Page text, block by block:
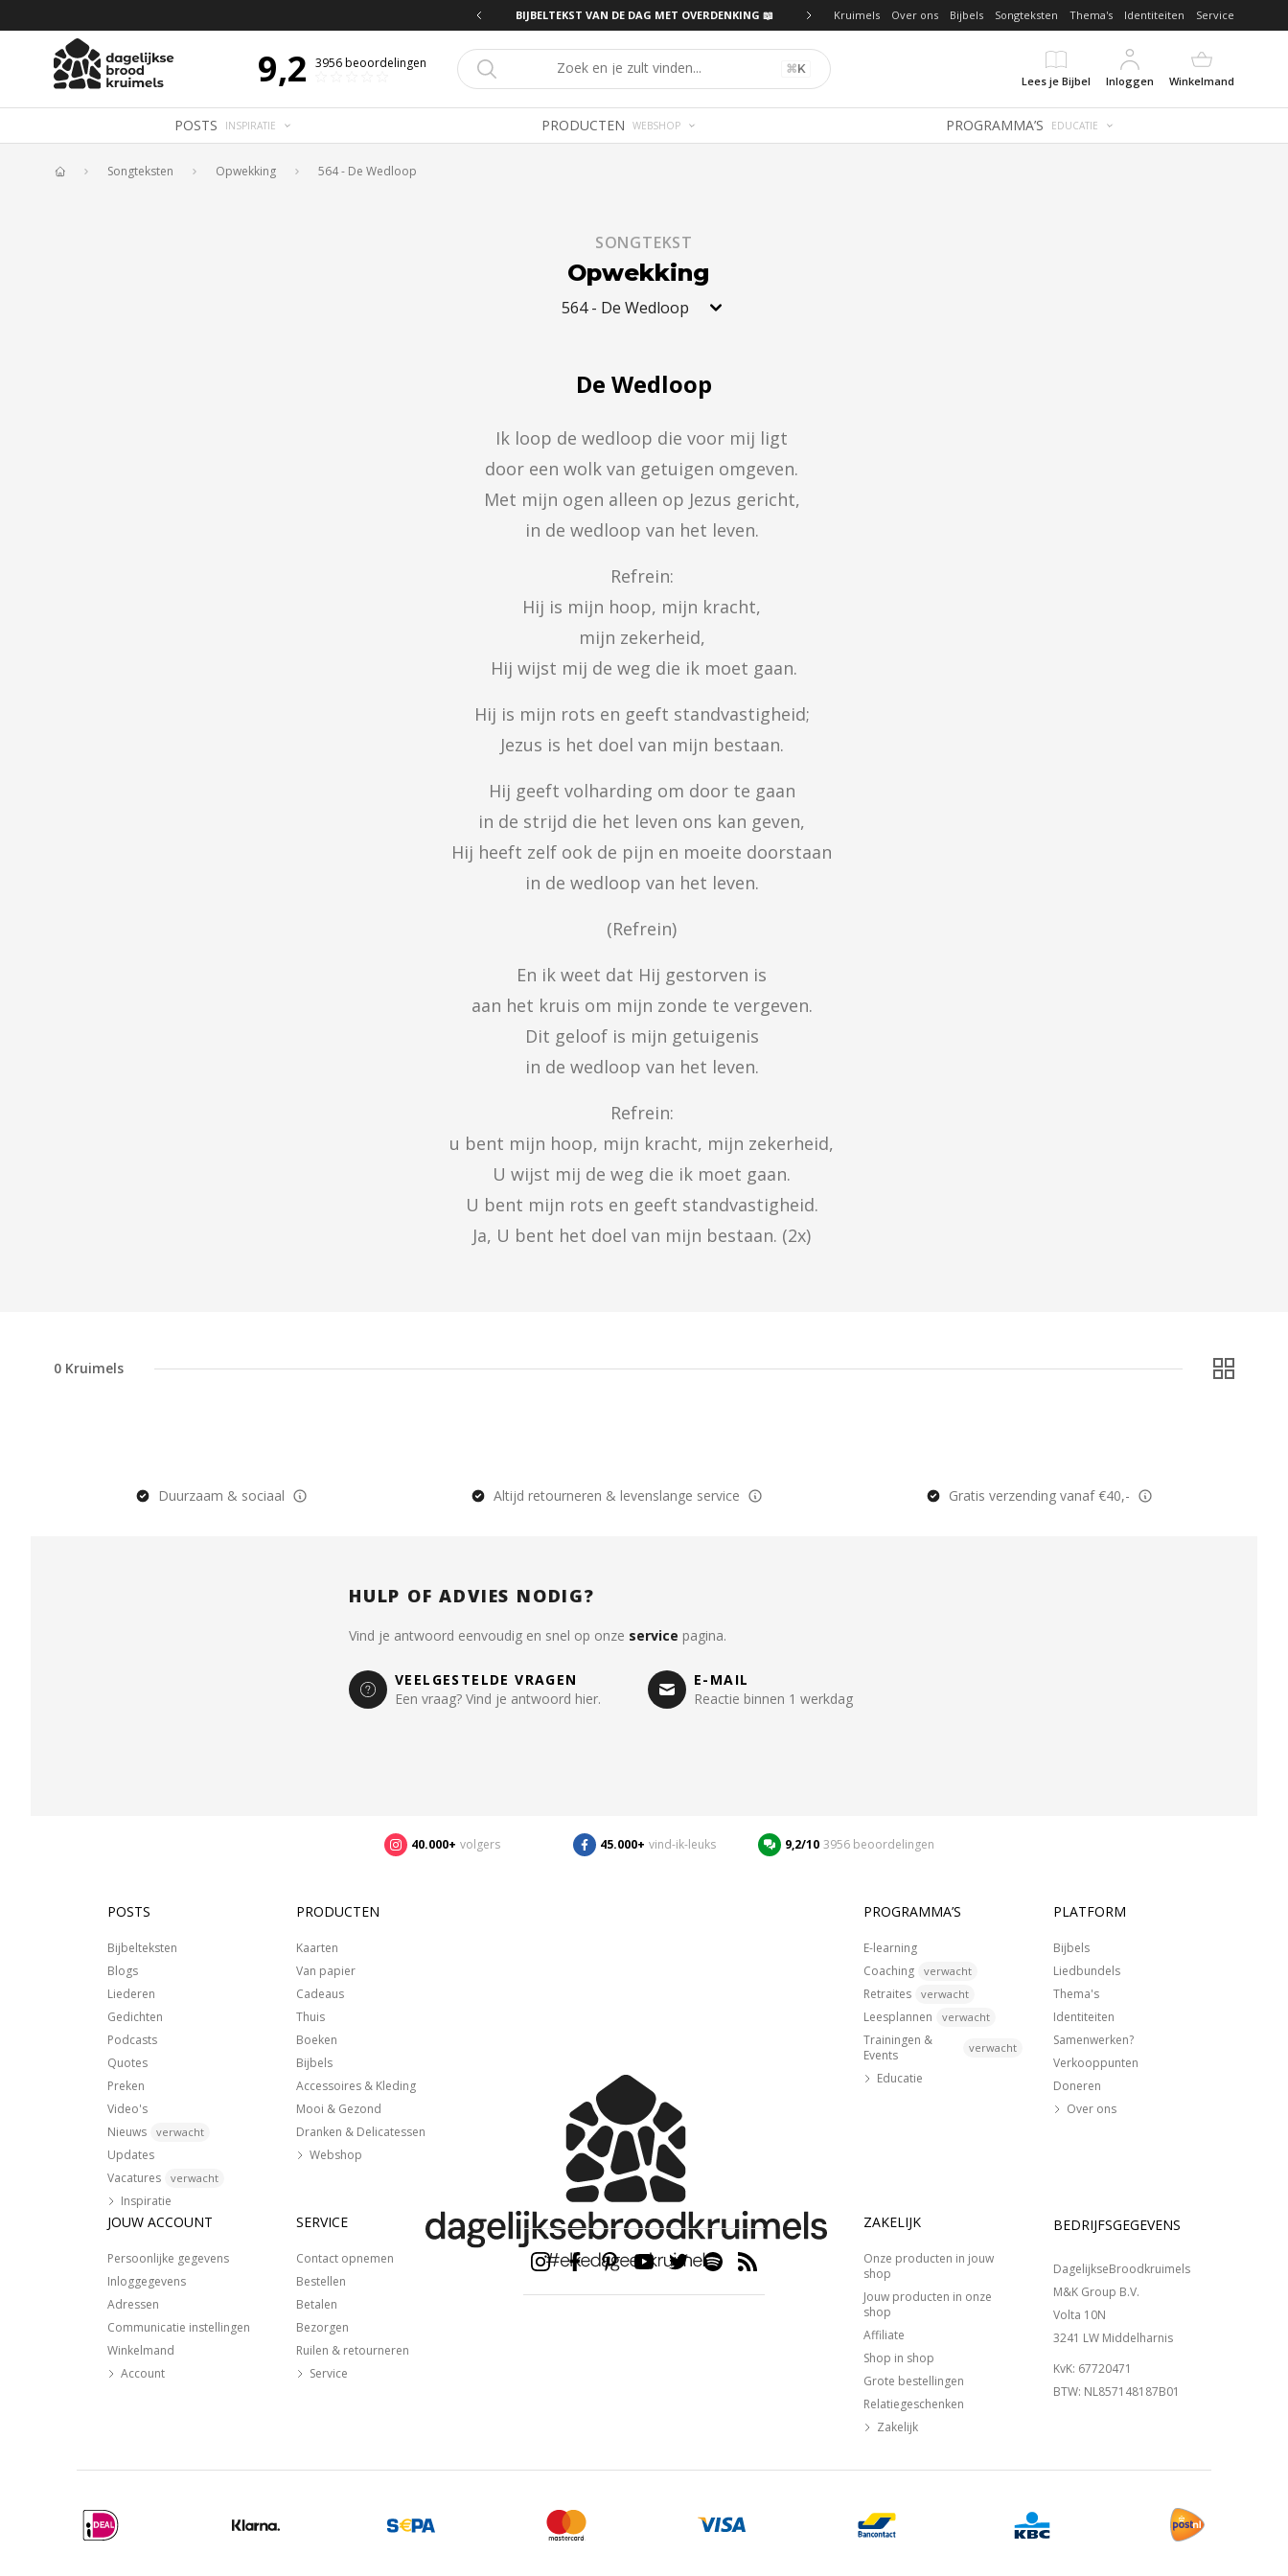
BIJBELTEKST VAN DE DAG MET OVERDENKING 📖 Kruimels Over ons Bijbels Songteksten Thema's Identiteiten Service
9,2 3956beoordelingen ⌘K
Lees je Bijbel
Inloggen Winkelmand
POSTS INSPIRATIE PRODUCTEN WEBSHOP PROGRAMMA’S EDUCATIE
Songteksten Opwekking 564 - De Wedloop
SONGTEKST
Opwekking
564- De Wedloop
De Wedloop
Ik loop de wedloop die voor mij ligt
door een wolk van getuigen omgeven.
Met mijn ogen alleen op Jezus gericht,
in de wedloop van het leven.
Refrein:
Hij is mijn hoop, mijn kracht,
mijn zekerheid,
Hij wijst mij de weg die ik moet gaan.
Hij is mijn rots en geeft standvastigheid;
Jezus is het doel van mijn bestaan.
Hij geeft volharding om door te gaan
in de strijd die het leven ons kan geven,
Hij heeft zelf ook de pijn en moeite doorstaan
in de wedloop van het leven.
(Refrein)
En ik weet dat Hij gestorven is
aan het kruis om mijn zonde te vergeven.
Dit geloof is mijn getuigenis
in de wedloop van het leven.
Refrein:
u bent mijn hoop, mijn kracht, mijn zekerheid,
U wijst mij de weg die ik moet gaan.
U bent mijn rots en geeft standvastigheid.
Ja, U bent het doel van mijn bestaan. (2x)
0 Kruimels
Duurzaam & sociaal Altijd retourneren & levenslange service Gratis verzending vanaf €40,-
HULP OF ADVIES NODIG?
Vind je antwoord eenvoudig en snel op onze service pagina.
VEELGESTELDE VRAGEN
Een vraag? Vind je antwoord hier.
E-MAIL
Reactie binnen 1 werkdag
40.000+ volgers 45.000+ vind-ik-leuks 9,2/10 3956 beoordelingen
POSTS
Bijbelteksten
Blogs
Liederen
Gedichten
Podcasts
Quotes
Preken
Video's
Nieuws
verwacht
Updates
Vacatures
verwacht
Inspiratie
PRODUCTEN
Kaarten
Van papier
Cadeaus
Thuis
Boeken
Bijbels
Accessoires & Kleding
Mooi & Gezond
Dranken & Delicatessen
Webshop
PROGRAMMA’S
E-learning
Coaching
verwacht
Retraites verwacht
Leesplannen verwacht
Trainingen &
Events
verwacht
Educatie
PLATFORM
Bijbels
Liedbundels
Thema's
Identiteiten
Samenwerken?
Verkooppunten
Doneren
Over ons
JOUW ACCOUNT
Persoonlijke gegevens
Inloggegevens
Adressen
Communicatie instellingen
Winkelmand
Account
SERVICE
Contact opnemen
Bestellen
Betalen
Bezorgen
Ruilen & retourneren
Service
ZAKELIJK
Onze producten in jouw
shop
Jouw producten in onze
shop
Affiliate
Shop in shop
Grote bestellingen
Relatiegeschenken
Zakelijk
BEDRIJFSGEGEVENS
DagelijkseBroodkruimels
M&K Group B.V.
Volta 10N
3241 LW Middelharnis
KvK: 67720471
BTW: NL857148187B01